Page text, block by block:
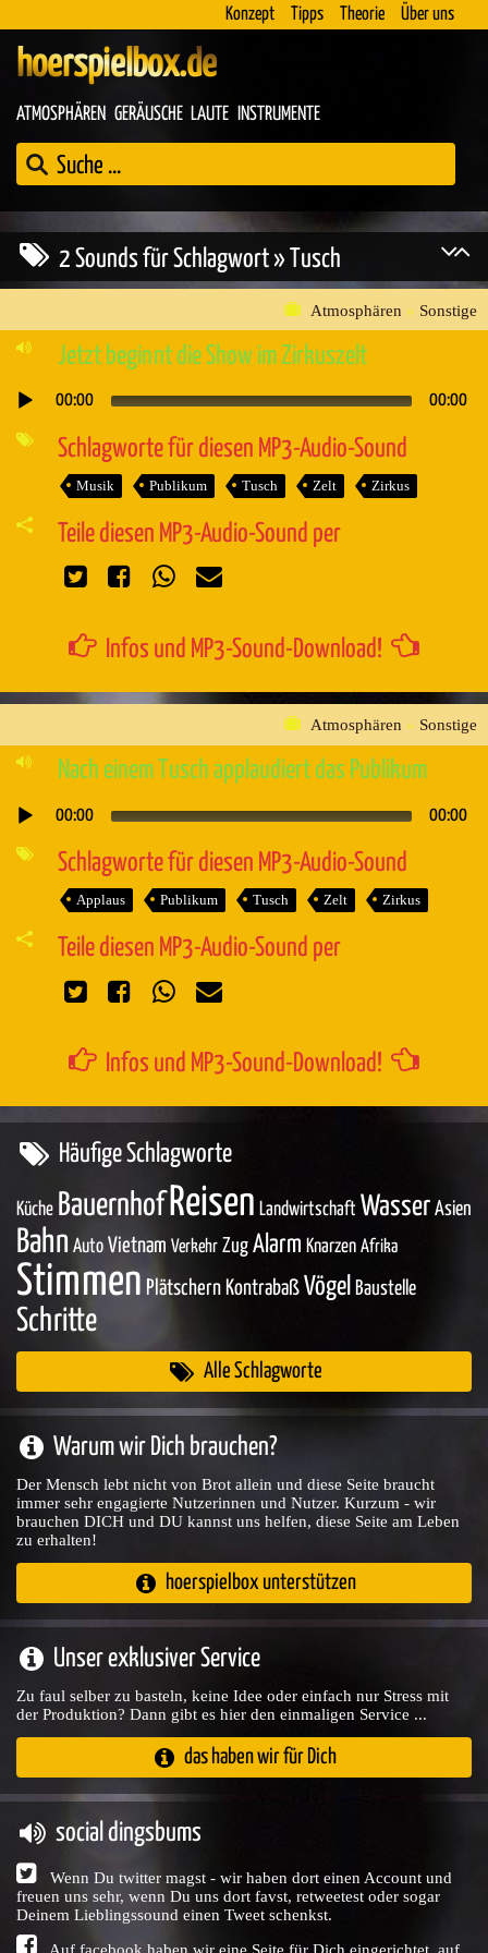
Konzept Tipps Theorie Über uns
hoerspielbox.de
ATMOSPHÄREN GERÄUSCHE LAUTE INSTRUMENTE
2 Sounds für Schlagwort » Tusch
Atmosphären » Sonstige
Jetzt beginnt die Show im Zirkuszelt
Audio-
00:00 00:00
Schlagworte für diesen MP3-Audio-Sound
Musik Publikum Tusch Zelt Zirkus
Teile diesen MP3-Audio-Sound per
Infos und MP3-Sound-Download!
Atmosphären » Sonstige
Nach einem Tusch applaudiert das Publikum
Audio-
00:00 00:00
Schlagworte für diesen MP3-Audio-Sound
Applaus Publikum Tusch Zelt Zirkus
Teile diesen MP3-Audio-Sound per
Infos und MP3-Sound-Download!
Häufige Schlagworte
Küche Bauernhof Reisen Landwirtschaft Wasser Asien
Bahn Auto Vietnam Verkehr Zug Alarm Knarzen Afrika
Stimmen Plätschern Kontrabaß Vögel Baustelle
Schritte
Alle Schlagworte
Warum wir Dich brauchen?
Der Mensch lebt nicht von Brot allein und diese Seite braucht
immer sehr engagierte Nutzerinnen und Nutzer. Kurzum - wir
brauchen DICH und DU kannst uns helfen, diese Seite am Leben
zu erhalten!
hoerspielbox unterstützen
Unser exklusiver Service
Zu faul selber zu basteln, keine Idee oder einfach nur Stress mit
der Produktion? Dann gibt es hier den einmaligen Service ...
das haben wir für Dich
social dingsbums
Wenn Du twitter magst - wir haben dort einen Account und
freuen uns sehr, wenn Du uns dort favst, retweetest oder sogar
Deinem Lieblingssound einen Tweet schenkst.